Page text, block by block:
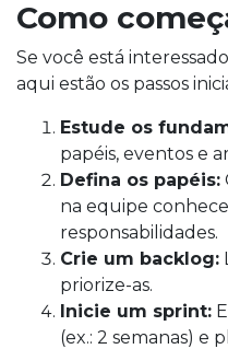
Como
Se você está
aqui estão os passos
Estude os
papéis, eventos e
Defina os papéis:
na equipe
responsabilidades.
Crie um backlog:
priorize-as.
Inicie um sprint:
(ex.: 2 semanas) e